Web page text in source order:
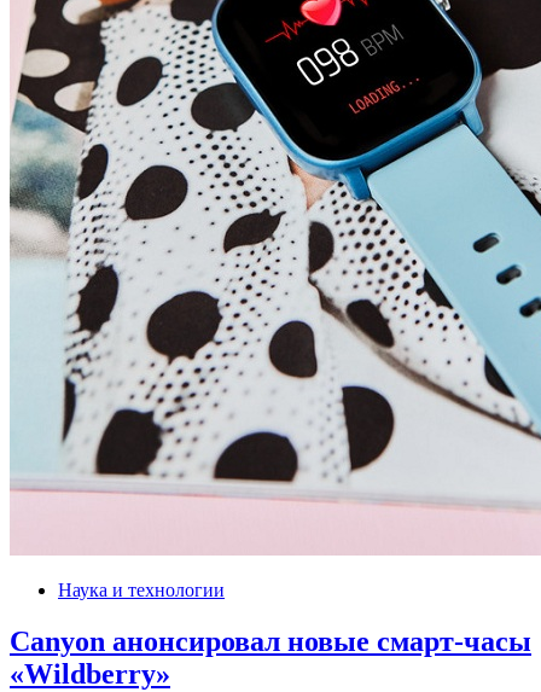
Наука и технологии
Canyon анонсировал новые смарт-часы
«Wildberry»